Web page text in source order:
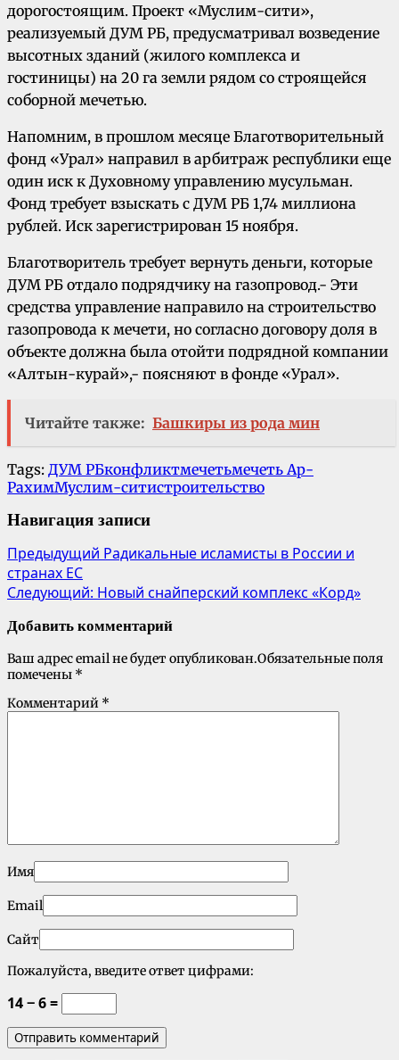
дорогостоящим. Проект «Муслим-сити»,
реализуемый ДУМ РБ, предусматривал возведение
высотных зданий (жилого комплекса и
гостиницы) на 20 га земли рядом со строящейся
соборной мечетью.
Напомним, в прошлом месяце Благотворительный
фонд «Урал» направил в арбитраж республики еще
один иск к Духовному управлению мусульман.
Фонд требует взыскать с ДУМ РБ 1,74 миллиона
рублей. Иск зарегистрирован 15 ноября.
Благотворитель требует вернуть деньги, которые
ДУМ РБ отдало подрядчику на газопровод.- Эти
средства управление направило на строительство
газопровода к мечети, но согласно договору доля в
объекте должна была отойти подрядной компании
«Алтын-курай»,- поясняют в фонде «Урал».
Читайте также: Башкиры из рода мин
Tags: ДУМ РБконфликтмечетьмечеть Ар-
РахимМуслим-ситистроительство
Навигация записи
Предыдущий Радикальные исламисты в России и
странах ЕС
Следующий: Новый снайперский комплекс «Корд»
Добавить комментарий
Ваш адрес email не будет опубликован.Обязательные поля
помечены *
Комментарий *
Имя
Email
Сайт
Пожалуйста, введите ответ цифрами:
14 − 6 =